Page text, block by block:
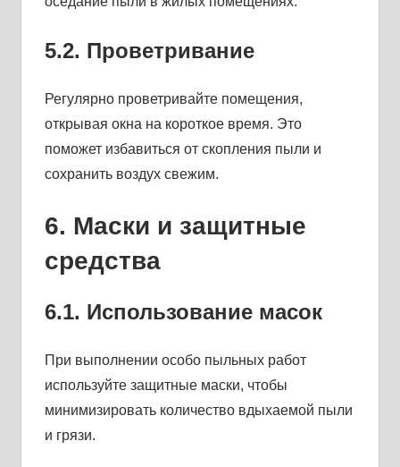
5.2. Проветривание
Регулярно проветривайте помещения,
открывая окна на короткое время. Это
поможет избавиться от скопления пыли и
сохранить воздух свежим.
6. Маски и защитные
средства
6.1. Использование масок
При выполнении особо пыльных работ
используйте защитные маски, чтобы
минимизировать количество вдыхаемой пыли
и грязи.